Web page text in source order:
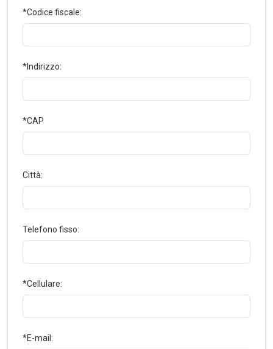
*Codice fiscale:
*Indirizzo:
*CAP
Città:
Telefono fisso:
*Cellulare:
*E-mail: